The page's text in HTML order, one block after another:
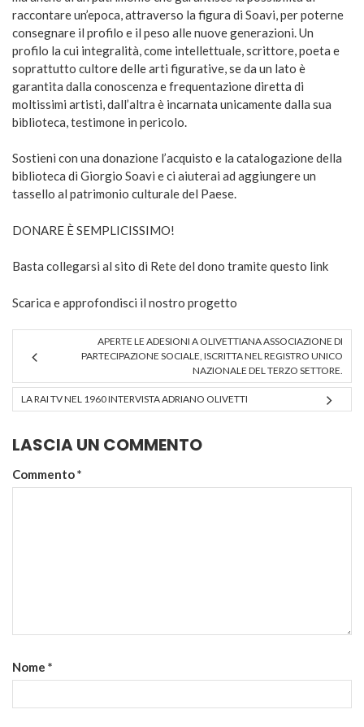
raccontare un’epoca, attraverso la figura di Soavi, per poterne
consegnare il profilo e il peso alle nuove generazioni. Un
profilo la cui integralità, come intellettuale, scrittore, poeta e
soprattutto cultore delle arti figurative, se da un lato è
garantita dalla conoscenza e frequentazione diretta di
moltissimi artisti, dall’altra è incarnata unicamente dalla sua
biblioteca, testimone in pericolo.
Sostieni con una donazione l’acquisto e la catalogazione della
biblioteca di Giorgio Soavi e ci aiuterai ad aggiungere un
tassello al patrimonio culturale del Paese.
DONARE È SEMPLICISSIMO!
Basta collegarsi al sito di Rete del dono tramite questo link
Scarica e approfondisci il nostro progetto
APERTE LE ADESIONI A OLIVETTIANA ASSOCIAZIONE DI
PARTECIPAZIONE SOCIALE, ISCRITTA NEL REGISTRO UNICO
NAZIONALE DEL TERZO SETTORE.
LA RAI TV NEL 1960 INTERVISTA ADRIANO OLIVETTI
LASCIA UN COMMENTO
Commento*
Nome *